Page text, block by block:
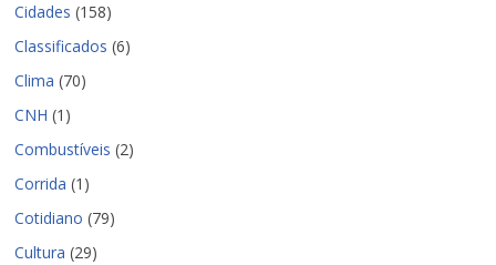
Cidades (158)
Classificados (6)
Clima (70)
CNH (1)
Combustíveis (2)
Corrida (1)
Cotidiano (79)
Cultura (29)